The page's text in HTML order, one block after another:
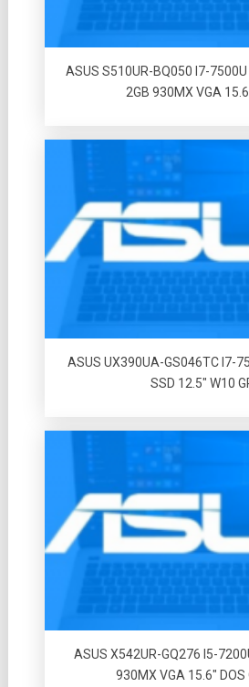
ASUS S510UR-BQ050 I7-7500U
2GB 930MX VGA
ASUS UX390UA-GS046TC I7-
SSD 12.5″ W10
ASUS X542UR-GQ276 I5-
930MX VGA 15.6″ DOS